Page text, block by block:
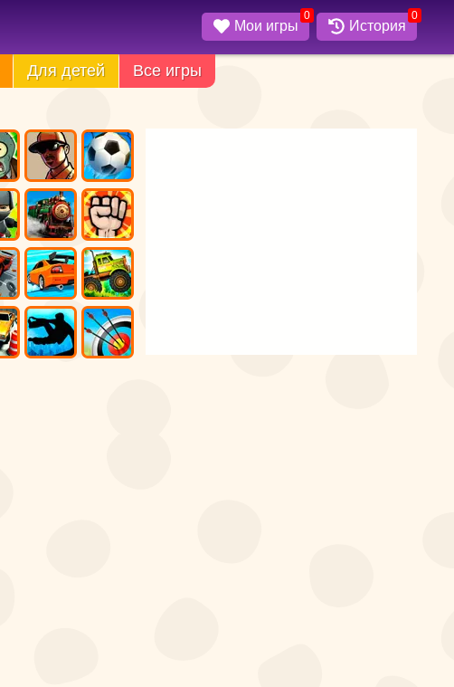
Мои игры
0
История
0
Для детей Все игры